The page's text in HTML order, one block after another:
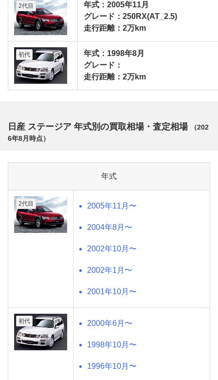
2代目
年式：2005年11月
グレード：250RX(AT_2.5)
走行距離：2万km
初代
年式：1998年8月
グレード：
走行距離：2万km
日産 ステージア 年式別の買取相場・査定相場 （202
6年8月 時点）
年式
2代目 2005年11月〜
2004年8月〜
2002年10月〜
2002年1月〜
2001年10月〜
初代 2000年6月〜
1998年10月〜
1996年10月〜